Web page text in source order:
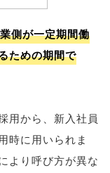
側が一定期間働
ための期間で
用から、新入社員
時に用いられま
より呼び方が異な